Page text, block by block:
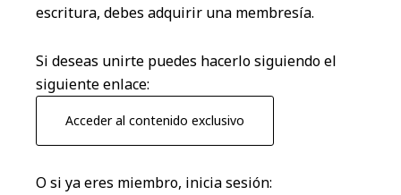
escritura, debes adquirir una membresía.
Si deseas unirte puedes hacerlo siguiendo el
siguiente enlace:
Acceder al contenido exclusivo
O si ya eres miembro, inicia sesión: